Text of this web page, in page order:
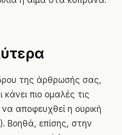
της άρθρωσής σας,
πιο ομαλές τις
αποφευχθεί η ουρική
Βοηθά, επίσης, στην